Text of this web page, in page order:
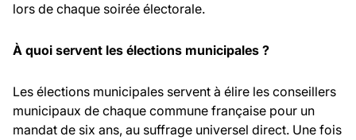
lors de chaque soirée électorale.
À quoi servent les élections municipales ?
Les élections municipales servent à élire les conseillers
municipaux de chaque commune française pour un
mandat de six ans, au suffrage universel direct. Une fois